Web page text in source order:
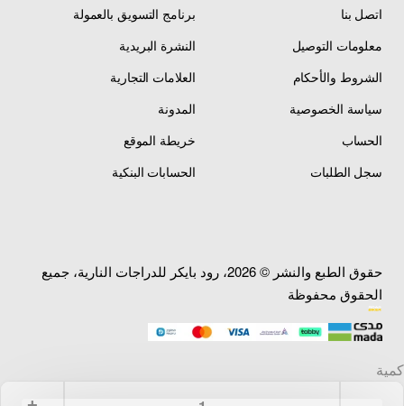
اتصل بنا
معلومات التوصيل
الشروط والأحكام
سياسة الخصوصية
الحساب
سجل الطلبات
برنامج التسويق بالعمولة
النشرة البريدية
العلامات التجارية
المدونة
خريطة الموقع
الحسابات البنكية
حقوق الطبع والنشر © 2026، رود بايكر للدراجات النارية، جميع
الحقوق محفوظة